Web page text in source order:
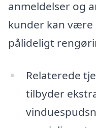
anmeldelser og
kunder kan
pålideligt
Relaterede
tilbyder